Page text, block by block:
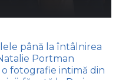
până la întâlnirea
Portman
fotografie intimă din